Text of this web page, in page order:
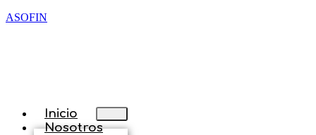
ASOFIN
Inicio
Nosotros